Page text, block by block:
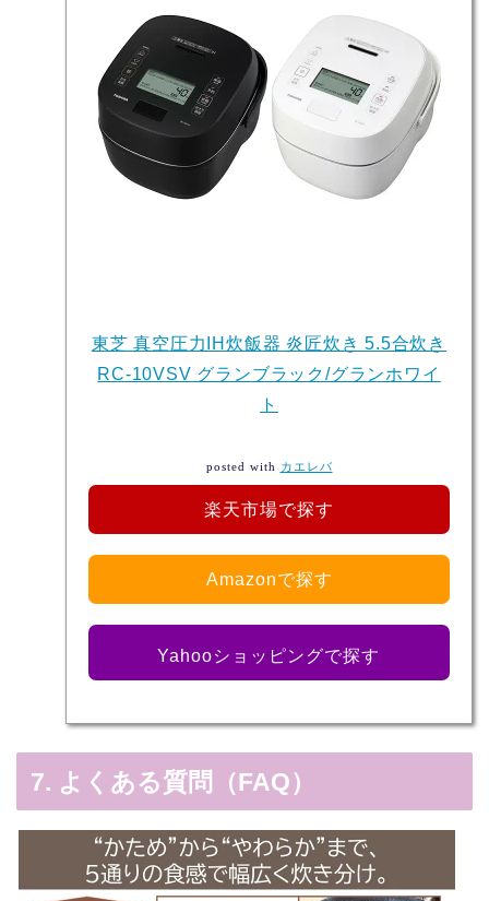
東芝 真空圧力IH炊飯器 炎匠炊き 5.5合炊き
RC-10VSV グランブラック/グランホワイ
ト
posted with カエレバ
楽天市場で探す
Amazonで探す
Yahooショッピングで探す
7. よくある質問（FAQ）